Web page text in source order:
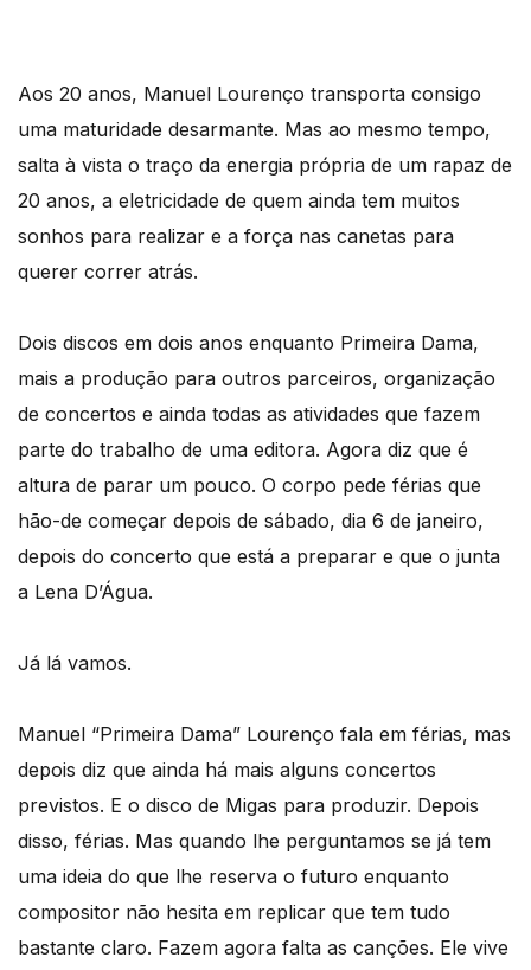
Aos 20 anos, Manuel Lourenço transporta consigo
uma maturidade desarmante. Mas ao mesmo tempo,
salta à vista o traço da energia própria de um rapaz de
20 anos, a eletricidade de quem ainda tem muitos
sonhos para realizar e a força nas canetas para
querer correr atrás.
Dois discos em dois anos enquanto Primeira Dama,
mais a produção para outros parceiros, organização
de concertos e ainda todas as atividades que fazem
parte do trabalho de uma editora. Agora diz que é
altura de parar um pouco. O corpo pede férias que
hão-de começar depois de sábado, dia 6 de janeiro,
depois do concerto que está a preparar e que o junta
a Lena D’Água.
Já lá vamos.
Manuel “Primeira Dama” Lourenço fala em férias, mas
depois diz que ainda há mais alguns concertos
previstos. E o disco de Migas para produzir. Depois
disso, férias. Mas quando lhe perguntamos se já tem
uma ideia do que lhe reserva o futuro enquanto
compositor não hesita em replicar que tem tudo
bastante claro. Fazem agora falta as canções. Ele vive